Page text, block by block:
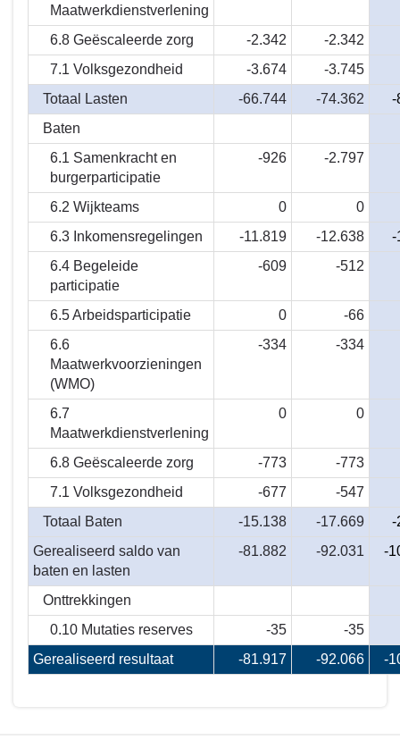
Maatwerkdienstverlening
6.8 Geëscaleerde zorg -2.342
-2.342
7.1 Volksgezondheid
-3.674
-3.745
Totaal Lasten
-66.744 -74.362
-
Baten
6.1 Samenkracht en
burgerparticipatie
-926 -2.797
6.2 Wijkteams 0
0
6.3 Inkomensregelingen
-11.819 -12.638
-
6.4 Begeleide
participatie
-609 -512
6.5 Arbeidsparticipatie 0
-66
6.6
Maatwerkvoorzieningen
(WMO)
-334 -334
6.7
Maatwerkdienstverlening
0 0
6.8 Geëscaleerde zorg -773
-773
7.1 Volksgezondheid
-677
-547
Totaal Baten
-15.138 -17.669
-
Gerealiseerd saldo van
baten en lasten
-81.882 -92.031 -
Onttrekkingen
0.10 Mutaties reserves
-35
-35
Gerealiseerd resultaat
-81.917 -92.066 -